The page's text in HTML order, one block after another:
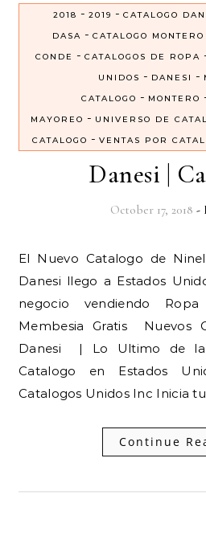
2018 - 2019 - CATALOGO
DASA - CATALOGO MONTERO
CONDE
- CATALOGOS DE ROPA
UNIDOS - DANESI -
CATALOGO - MONTERO
MAYOREO - UNIVERSO DE
CATALOGO - VENTAS POR
Danesi |
October 17, 2018 -
El Nuevo Catalogo de Ninel Conde de la Marca
Danesi llego a Estados
negocio vendiendo
Membesia Gratis Nuevos
Danesi | Lo Ultimo de la
Catalogo en Estados
Catalogos Unidos Inc Inicia
Continue